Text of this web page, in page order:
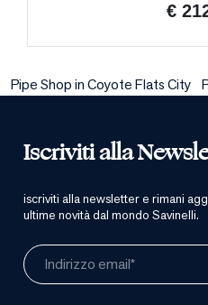
€
Pipe Shop in Coyote Flats City
Iscriviti alla
iscriviti alla newsletter e rimani
ultime novità dal mondo Savinelli.
Indirizzo email*